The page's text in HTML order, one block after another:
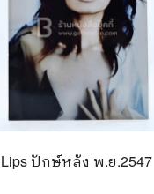
Lips ปักษ์หลัง พ.ย.2547